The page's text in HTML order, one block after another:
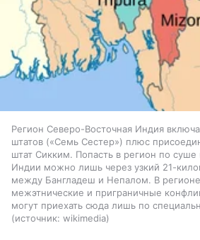
Регион Северо-Восточная Индия
штатов («Семь Сестер») плюс
штат Сикким. Попасть в регион по суше
Индии можно лишь через узкий 21-
между Бангладеш и Непалом. В
межэтнические и приграничные
могут приехать сюда лишь по
источник: wikimedia